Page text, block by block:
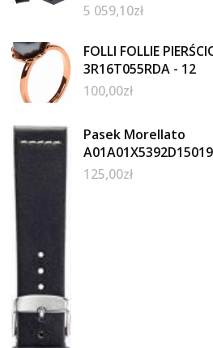
5 059,10zł
FOLLI FOLLIE
3R16T055RDA - 12
100,00zł
Pasek Morellato
125,00zł